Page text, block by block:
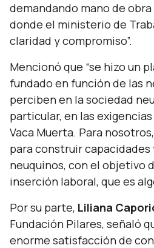
demandando mano de
donde el ministerio de
claridad y compromiso”.
Mencionó que “se hizo un
fundado en función de las
perciben en la sociedad
particular, en las
Vaca Muerta. Para
para construir
neuquinos, con el objetivo
inserción laboral, que es
Por su parte, Liliana
Fundación Pilares, señaló
enorme satisfacción de